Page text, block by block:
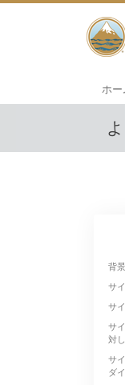
ホー
背
サ
サ
サ
対
サ
ダ